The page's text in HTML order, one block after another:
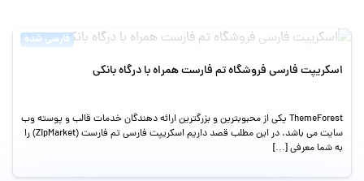
فارسی شده
اسکریپت فارسی فروشگاه تم فارست همراه با درگاه بانکی
ThemeForest یکی از محبوبترین و بزرگترین ارائه دهندگان خدمات قالب و پوسته وب
سایت می باشد. در این مطلب قصد داریم اسکریپت فارسی تم فارست (ZipMarket) را
به شما معرفی […]